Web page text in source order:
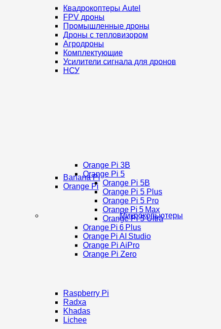
Квадрокоптеры Autel
FPV дроны
Промышленные дроны
Дроны с тепловизором
Агродроны
Комплектующие
Усилители сигнала для дронов
НСУ
Микрокопьютеры
Banana Pi
Orange Pi
Orange Pi 3B
Orange Pi 5
Orange Pi 5B
Orange Pi 5 Plus
Orange Pi 5 Pro
Orange Pi 5 Max
Orange Pi 5 Ultra
Orange Pi 6 Plus
Orange Pi AI Studio
Orange Pi AiPro
Orange Pi Zero
Raspberry Pi
Radxa
Khadas
Lichee